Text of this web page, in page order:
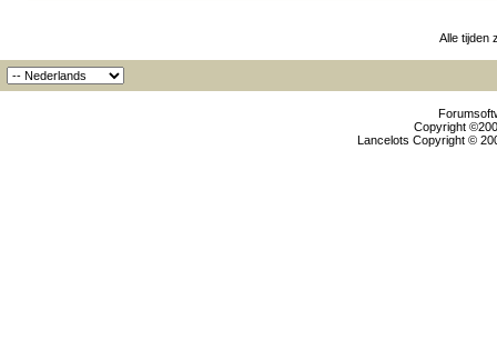
Alle tijden
Copyright
Lancelots Copyright ©